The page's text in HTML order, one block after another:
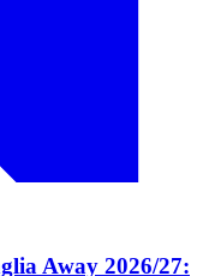
Away 2026/27: